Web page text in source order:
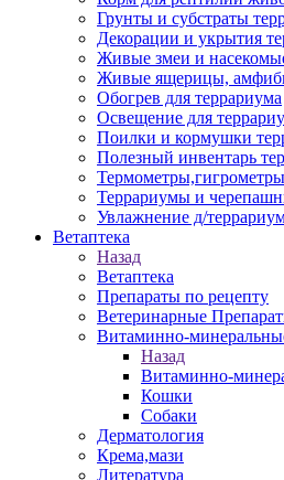
Грунты и субстраты
Декорации и укрытия
Живые змеи и
Живые ящерицы,
Обогрев для террариума
Освещение для
Поилки и кормушки
Полезный инвентарь
Термометры,гигрометры
Террариумы и
Увлажнение д/
Ветаптека
Назад
Ветаптека
Препараты по рецепту
Ветеринарные
Витаминно-
Назад
Витаминно-
Кошки
Собаки
Дерматология
Крема,мази
Литература